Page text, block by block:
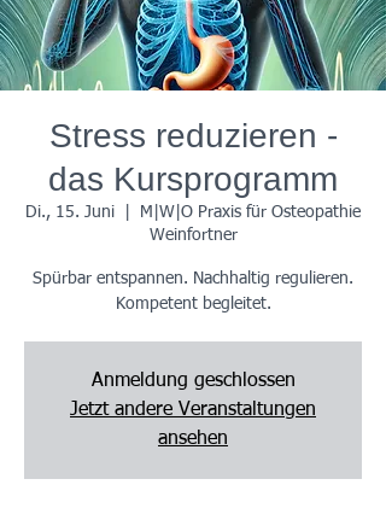
Stress reduzieren -
das Kursprogramm
Di., 15. Juni
M|W|O Praxis für Osteopathie
Weinfortner
Spürbar entspannen. Nachhaltig regulieren.
Kompetent begleitet.
Anmeldung geschlossen
Jetzt andere Veranstaltungen
ansehen